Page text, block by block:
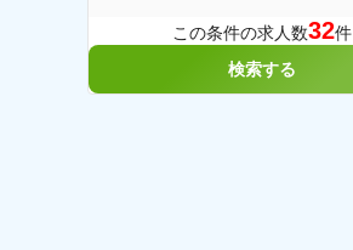
この条件の求人数32件
検索する